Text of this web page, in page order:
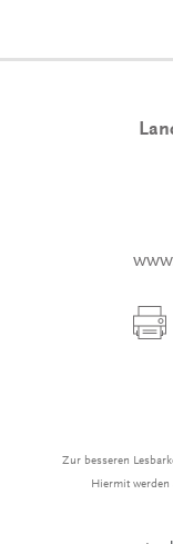
Zur besseren
Hiermit werden